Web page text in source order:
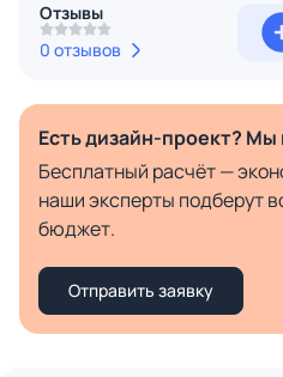
Отзывы
0 отзывов
Есть дизайн-проект?
Бесплатный расчёт —
наши эксперты подберут
бюджет.
Отправить заявку